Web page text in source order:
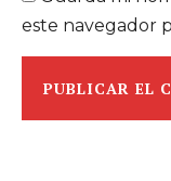
este navegador